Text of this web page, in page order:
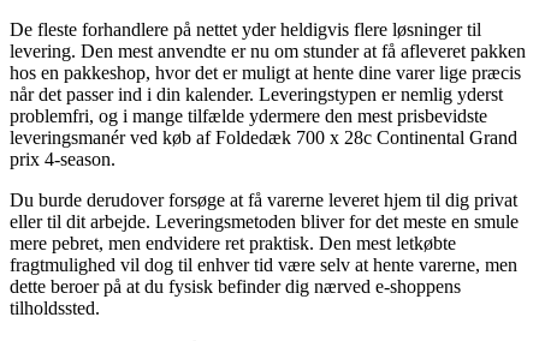
De fleste forhandlere på nettet yder heldigvis flere løsninger til
levering. Den mest anvendte er nu om stunder at få afleveret pakken
hos en pakkeshop, hvor det er muligt at hente dine varer lige præcis
når det passer ind i din kalender. Leveringstypen er nemlig yderst
problemfri, og i mange tilfælde ydermere den mest prisbevidste
leveringsmanér ved køb af Foldedæk 700 x 28c Continental Grand
prix 4-season.
Du burde derudover forsøge at få varerne leveret hjem til dig privat
eller til dit arbejde. Leveringsmetoden bliver for det meste en smule
mere pebret, men endvidere ret praktisk. Den mest letkøbte
fragtmulighed vil dog til enhver tid være selv at hente varerne, men
dette beroer på at du fysisk befinder dig nærved e-shoppens
tilholdssted.